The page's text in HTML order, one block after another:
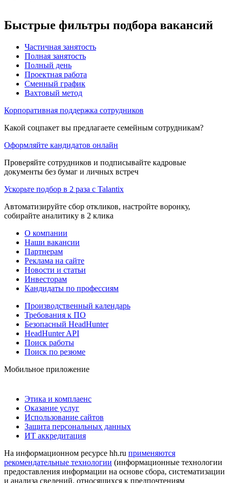
Быстрые фильтры подбора вакансий
Частичная занятость
Полная занятость
Полный день
Проектная работа
Сменный график
Вахтовый метод
Корпоративная поддержка сотрудников
Какой соцпакет вы предлагаете семейным сотрудникам?
Оформляйте кандидатов онлайн
Проверяйте сотрудников и подписывайте кадровые
документы без бумаг и личных встреч
Ускорьте подбор в 2 раза с Talantix
Автоматизируйте сбор откликов, настройте воронку,
собирайте аналитику в 2 клика
О компании
Наши вакансии
Партнерам
Реклама на сайте
Новости и статьи
Инвесторам
Кандидаты по профессиям
Производственный календарь
Требования к ПО
Безопасный HeadHunter
HeadHunter API
Поиск работы
Поиск по резюме
Мобильное приложение
Этика и комплаенс
Оказание услуг
Использование сайтов
Защита персональных данных
ИТ аккредитация
На информационном ресурсе hh.ru применяются
рекомендательные технологии (информационные технологии
предоставления информации на основе сбора, систематизации
и анализа сведений, относящихся к предпочтениям